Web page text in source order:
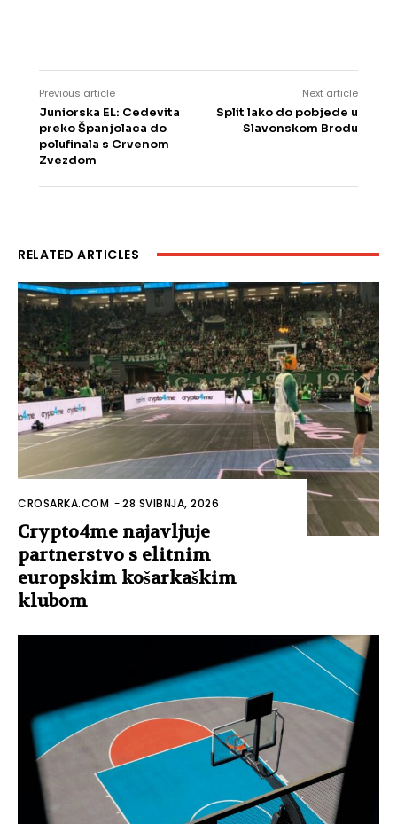
Previous article
Juniorska EL: Cedevita
preko Španjolaca do
polufinala s Crvenom
Zvezdom
Next article
Split lako do pobjede u
Slavonskom Brodu
RELATED ARTICLES
CROSARKA.COM -28 SVIBNJA, 2026
Crypto4me najavljuje
partnerstvo s elitnim
europskim košarkaškim
klubom